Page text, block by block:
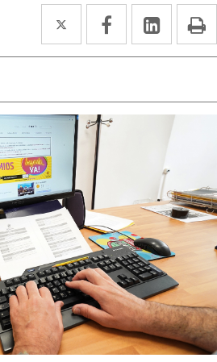
Twitter
Enlace
a
aplicación
externa.
Facebook
Enlace
a
aplicación
externa.
Enlace
a